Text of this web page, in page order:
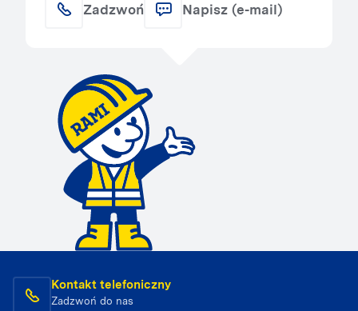
Zadzwoń Napisz (e-mail)
Kontakt telefoniczny
Zadzwoń do nas